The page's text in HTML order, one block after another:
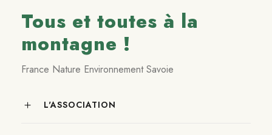
Tous et toutes à la
montagne !
France Nature Environnement Savoie
L'ASSOCIATION